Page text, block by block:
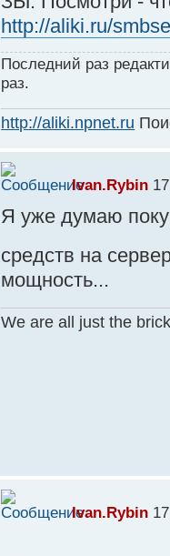
http://aliki.ru/
Последний раз
раз.
http://aliki.npnet.ru
Ivan.Rybin
Я уже думаю
средств на
мощность...
We are all just the
Ivan.Rybin